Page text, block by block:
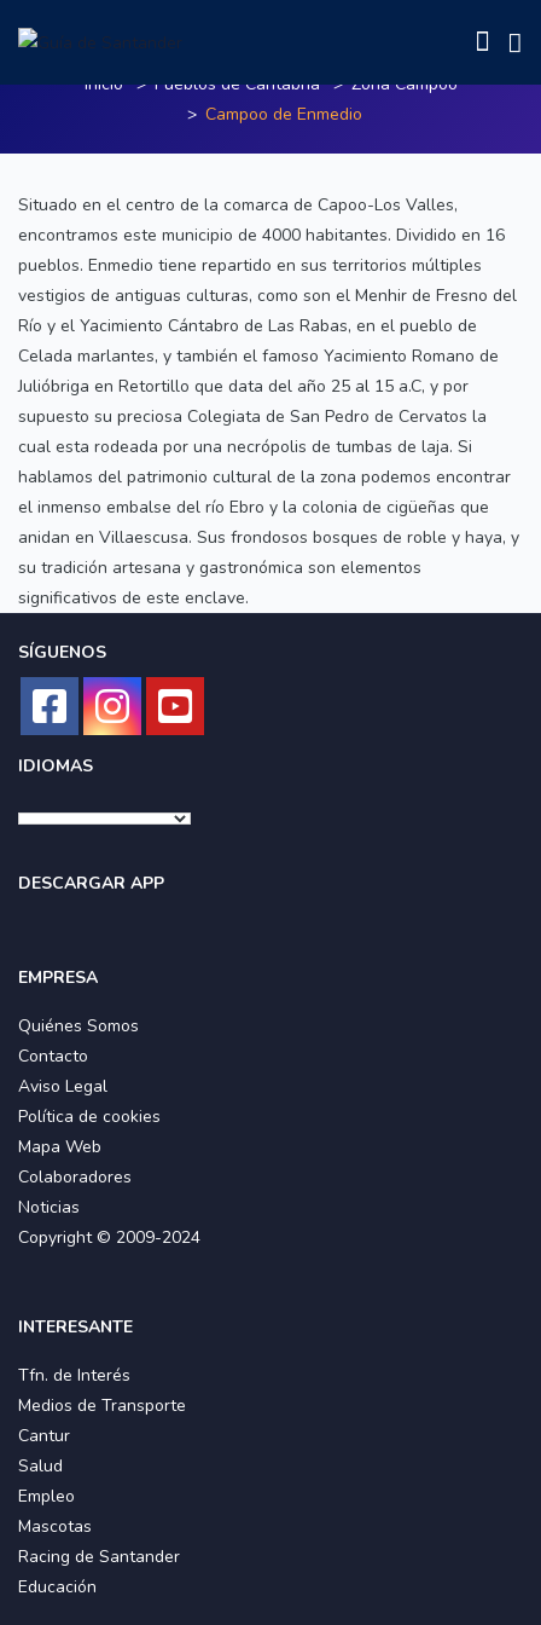
Campoo de Enmedio
Inicio Pueblos de Cantabria
Zona Campoo
Campoo de Enmedio
Situado en el centro de la comarca de Capoo-Los Valles,
encontramos este municipio de 4000 habitantes. Dividido en 16
pueblos. Enmedio tiene repartido en sus territorios múltiples
vestigios de antiguas culturas, como son el Menhir de Fresno del
Río y el Yacimiento Cántabro de Las Rabas, en el pueblo de
Celada marlantes, y también el famoso Yacimiento Romano de
Julióbriga en Retortillo que data del año 25 al 15 a.C, y por
supuesto su preciosa Colegiata de San Pedro de Cervatos la
cual esta rodeada por una necrópolis de tumbas de laja. Si
hablamos del patrimonio cultural de la zona podemos encontrar
el inmenso embalse del río Ebro y la colonia de cigüeñas que
anidan en Villaescusa. Sus frondosos bosques de roble y haya, y
su tradición artesana y gastronómica son elementos
significativos de este enclave.
SÍGUENOS
IDIOMAS
DESCARGAR APP
EMPRESA
Quiénes Somos
Contacto
Aviso Legal
Política de cookies
Mapa Web
Colaboradores
Noticias
Copyright © 2009-2024
INTERESANTE
Tfn. de Interés
Medios de Transporte
Cantur
Salud
Empleo
Mascotas
Racing de Santander
Educación